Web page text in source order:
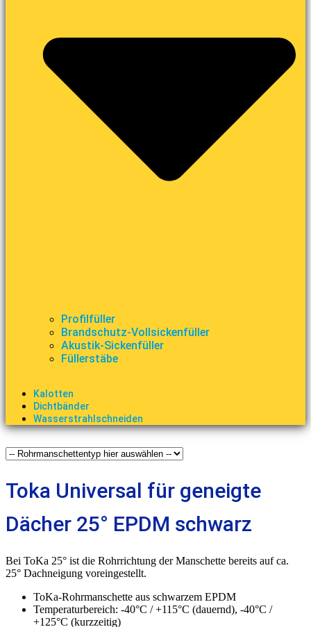
Profilfüller
Brandschutz-Vollsickenfüller
Akustik-Sickenfüller
Füllerstäbe
Kalotten
Dichtbänder
Wasserstrahlschneiden
Toka Universal für geneigte
Dächer 25° EPDM schwarz
Bei ToKa 25° ist die Rohrrichtung der Manschette bereits auf ca.
25° Dachneigung voreingestellt.
ToKa-Rohrmanschette aus schwarzem EPDM
Temperaturbereich: -40°C / +115°C (dauernd), -40°C /
+125°C (kurzzeitig)